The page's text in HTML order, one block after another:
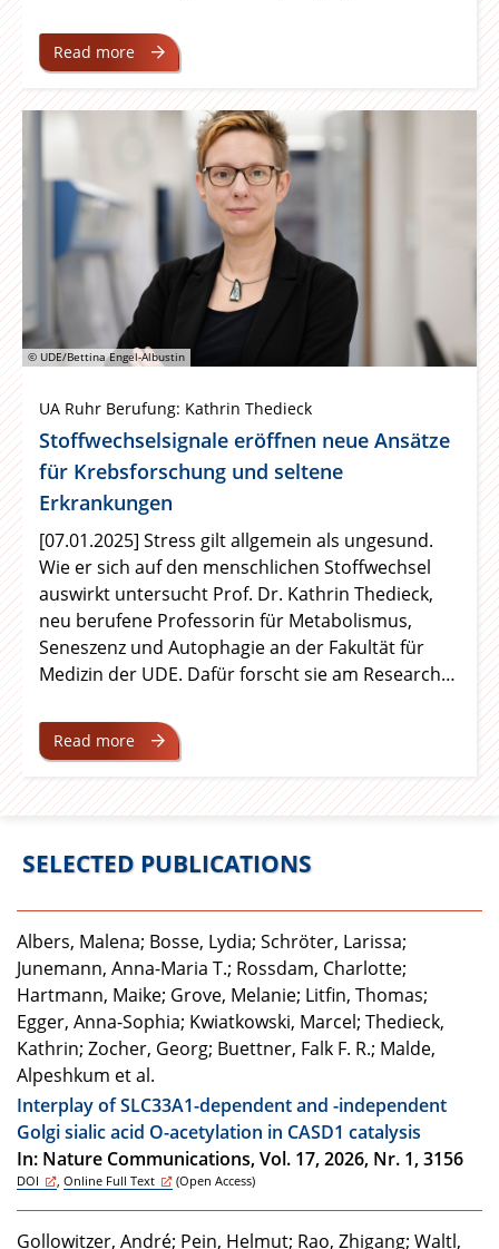
Koordiniert wird der Forschungsverbund von
Wissenschaftler:innen der Medizinischen Fakultät
Partnerinstitutionen aus Nordrhein-Westfalen.
Read more
© UDE/Bettina Engel-Albustin
UA Ruhr Berufung: Kathrin Thedieck
Stoffwechselsignale eröffnen neue Ansätze
für Krebsforschung und seltene
Erkrankungen
[07.01.2025] Stress gilt allgemein als ungesund.
Wie er sich auf den menschlichen Stoffwechsel
auswirkt untersucht Prof. Dr. Kathrin Thedieck,
neu berufene Professorin für Metabolismus,
Seneszenz und Autophagie an der Fakultät für
Medizin der UDE. Dafür forscht sie am Research
zur Kontrolle des Stoffwechsels in Tumorzellen.
ZMB Member:Prof. Dr. Kathrin Thedieck
Read more
SELECTED PUBLICATIONS
Albers, Malena; Bosse, Lydia; Schröter, Larissa;
Junemann, Anna-Maria T.; Rossdam, Charlotte;
Hartmann, Maike; Grove, Melanie; Litfin, Thomas;
Egger, Anna-Sophia; Kwiatkowski, Marcel; Thedieck,
Kathrin; Zocher, Georg; Buettner, Falk F. R.; Malde,
Alpeshkum et al.
Interplay of SLC33A1-dependent and -independent
Golgi sialic acid O-acetylation in CASD1 catalysis
In: Nature Communications, Vol. 17, 2026, Nr. 1, 3156
DOI Online Full Text (Open Access)
Gollowitzer, André; Pein, Helmut; Rao, Zhigang; Waltl,